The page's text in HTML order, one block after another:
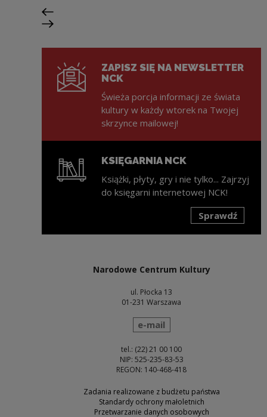
Poprzedni slajd
Następny slajd
ZAPISZ SIĘ NA NEWSLETTER
NCK
Świeża porcja informacji ze świata
kultury w każdy wtorek na Twojej
skrzynce mailowej!
KSIĘGARNIA NCK
Książki, płyty, gry i nie tylko... Zajrzyj
do księgarni internetowej NCK!
Sprawdź
Narodowe Centrum Kultury
ul. Płocka 13
01-231 Warszawa
wyślij wiadomość
e-mail
tel.: (22) 21 00 100
NIP: 525-235-83-53
REGON: 140-468-418
Zadania realizowane z budżetu państwa
Standardy ochrony małoletnich
Przetwarzanie danych osobowych